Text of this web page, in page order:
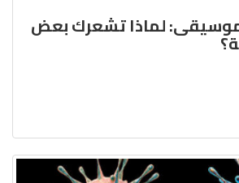
لماذا تشعرك بعض